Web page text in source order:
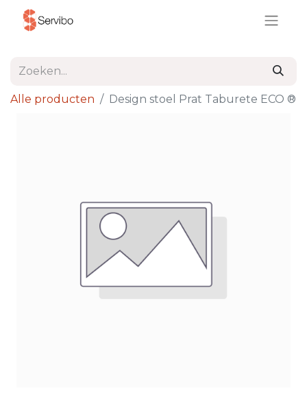
Alle producten Design stoel Prat Taburete ECO ®